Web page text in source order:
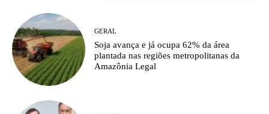
GERAL
Soja avança e já ocupa 62% da área
plantada nas regiões metropolitanas da
Amazônia Legal